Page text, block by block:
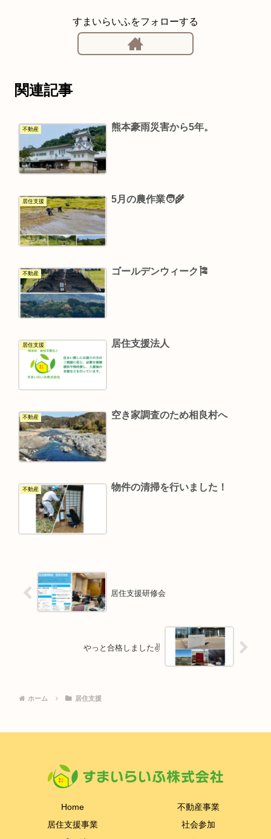
すまいらいふをフォローする
関連記事
不動産 熊本豪雨災害から5年。
居住支援 5月の農作業🧑‍🌾
不動産 ゴールデンウィーク🎏
居住支援 居住支援法人
不動産 空き家調査のため相良村へ
不動産 物件の清掃を行いました！
居住支援研修会
やっと合格しました✌️
ホーム 居住支援
Home
不動産事業
居住支援事業
社会参加